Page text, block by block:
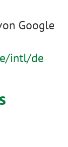
Google
/intl/de